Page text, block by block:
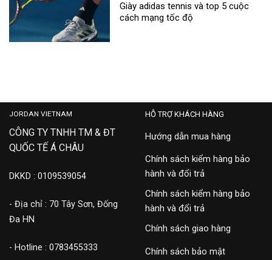
Giày adidas tennis và top 5 cuộc
cách mạng tốc độ
JORDAN VIETNAM
CÔNG TY TNHH TM & ĐT
QUỐC TẾ Á CHÂU
DKKD : 0109539054
- Địa chỉ : 70 Tây Sơn, Đống
Đa HN
- Hotline : 0783455333
HỖ TRỢ KHÁCH HÀNG
Hướng dẫn mua hàng
Chính sách kiểm hàng bảo
hành và đổi trả
Chính sách kiểm hàng bảo
hành và đổi trả
Chính sách giao hàng
Chính sách bảo mật